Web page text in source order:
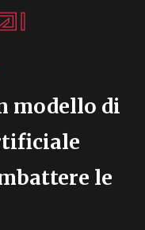
modello di
le